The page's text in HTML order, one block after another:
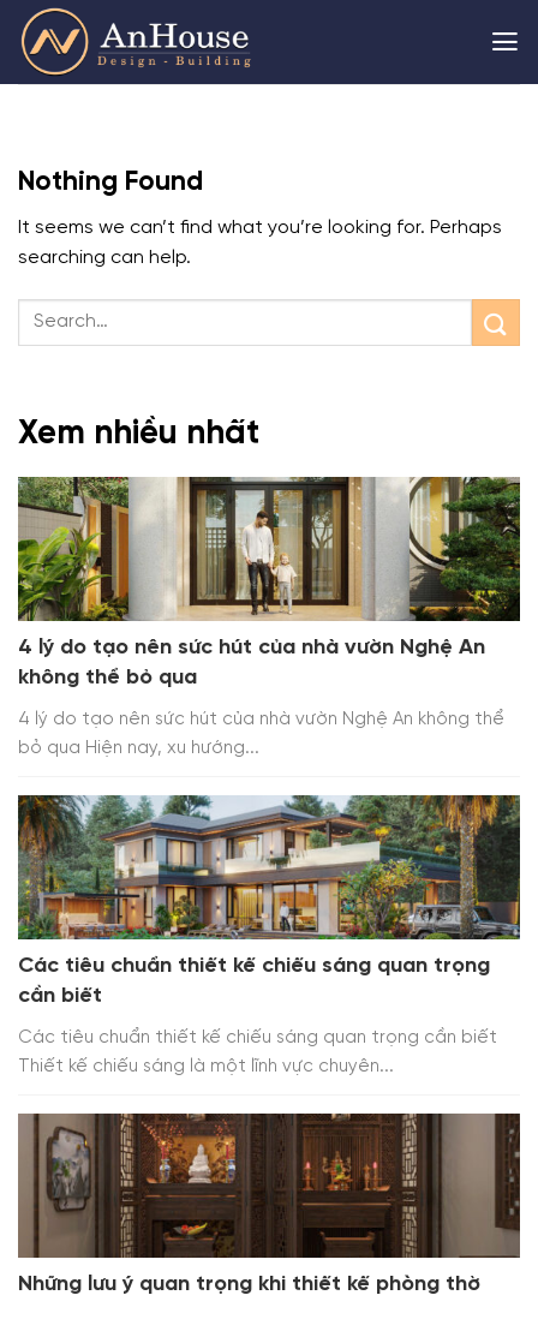
Skip
content
Nothing Found
It seems we can’t find what you’re looking for. Perhaps
searching can help.
Xem nhiều nhất
4 lý do tạo nên sức hút của nhà vườn Nghệ An
không thể bỏ qua
4 lý do tạo nên sức hút của nhà vườn Nghệ An không thể
bỏ qua Hiện nay, xu hướng...
Các tiêu chuẩn thiết kế chiếu sáng quan trọng
cần biết
Các tiêu chuẩn thiết kế chiếu sáng quan trọng cần biết
Thiết kế chiếu sáng là một lĩnh vực chuyên...
Những lưu ý quan trọng khi thiết kế phòng thờ